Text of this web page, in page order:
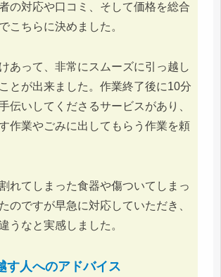
の対応や口コミ、そして価格を総合
こちらに決めました。
あって、非常にスムーズに引っ越し
とが出来ました。作業終了後に10分
伝いしてくださるサービスがあり、
作業やごみに出してもらう作業を頼
れてしまった食器や傷ついてしまっ
のですが早急に対応していただき、
うなと実感しました。
す人へのアドバイス